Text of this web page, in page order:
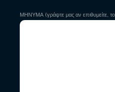
ΜΗΝΥΜΑ (γράψτε μας αν επιθυμείτε, το